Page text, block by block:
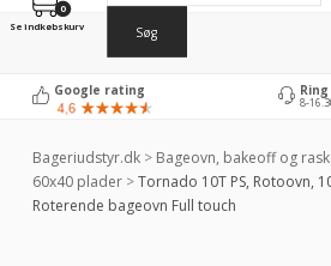
0
Se indkøbskurv
Google rating
8-
Bageriudstyr.dk > Bageovn, bakeoff og
60x40 plader >Tornado 10T PS, Rotoovn,
Roterende bageovn Full touch